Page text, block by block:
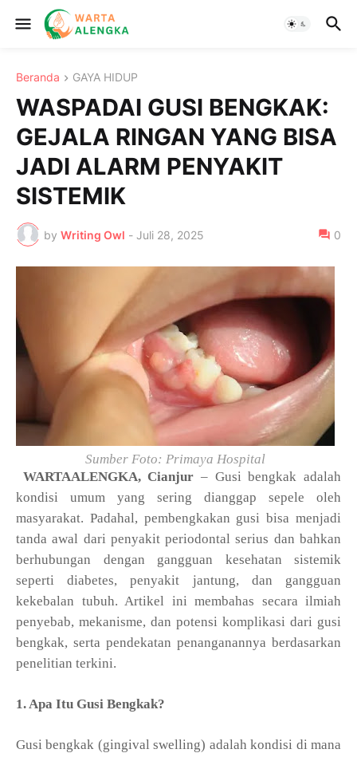
Beranda GAYA HIDUP
WASPADAI GUSI BENGKAK:
GEJALA RINGAN YANG BISA
JADI ALARM PENYAKIT
SISTEMIK
by Writing Owl - Juli 28, 2025 0
Sumber Foto: Primaya Hospital
WARTAALENGKA, Cianjur– Gusi bengkak adalah
kondisi umum yang sering dianggap sepele oleh
masyarakat. Padahal, pembengkakan gusi bisa menjadi
tanda awal dari penyakit periodontal serius dan bahkan
berhubungan dengan gangguan kesehatan sistemik
seperti diabetes, penyakit jantung, dan gangguan
kekebalan tubuh. Artikel ini membahas secara ilmiah
penyebab, mekanisme, dan potensi komplikasi dari gusi
bengkak, serta pendekatan penanganannya berdasarkan
penelitian terkini.
1. Apa Itu Gusi Bengkak?
Gusi bengkak (gingival swelling) adalah kondisi di mana